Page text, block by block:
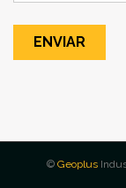
ENVIAR
© Geoplus